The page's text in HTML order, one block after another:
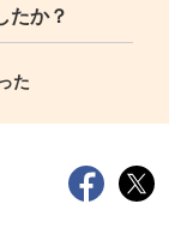
たか？
た